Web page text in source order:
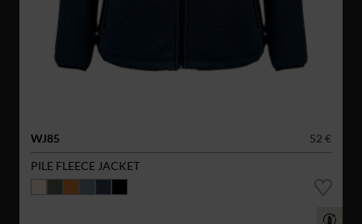
WJ85
52 €
PILE FLEECE JACKET